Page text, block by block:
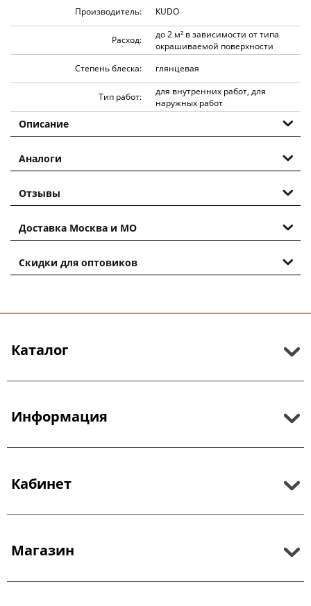
Производитель: KUDO
Расход:
до 2 м² в зависимости от типа
окрашиваемой поверхности
Степень блеска:
глянцевая
Тип работ:
для внутренних работ, для
наружных работ
Описание
Аналоги
Отзывы
Доставка Москва и МО
Скидки для оптовиков
Каталог
Информация
Кабинет
Магазин